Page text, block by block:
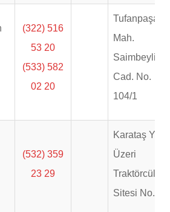
(322) 516
53 20
(533) 582
02 20
Tufanpaşa
Mah.
Saimbeyli
Cad. No.
104/1
(532) 359
23 29
Karataş Yolu
Üzeri
Traktörcüler
Sitesi No. 34